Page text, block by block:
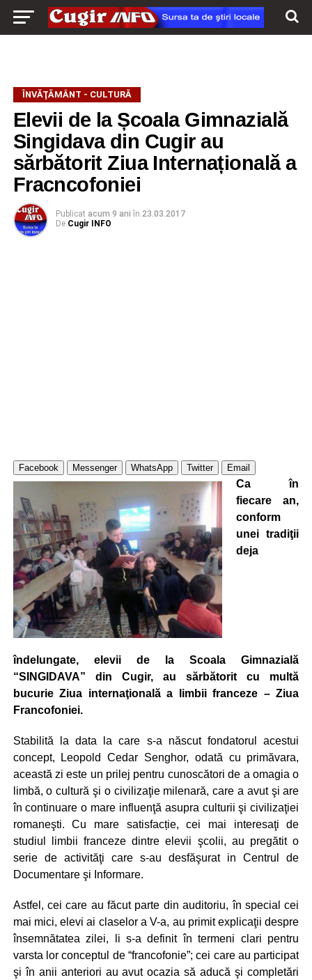
ÎNVĂŢĂMÂNT - CULTURĂ
Elevii de la Școala Gimnazială
Singidava din Cugir au
sărbătorit Ziua Internațională a
Fracncofoniei
Publicat acum 9 ani în 23.03.2017
De Cugir INFO
Facebook Messenger WhatsApp Twitter Email
Ca în
fiecare an,
conform
unei tradiţii
deja
îndelungate, elevii de la Scoala Gimnazială
“SINGIDAVA” din Cugir, au sărbătorit cu multă
bucurie Ziua internaţională a limbii franceze – Ziua
Francofoniei.
Stabilită la data la care s-a născut fondatorul acestui
concept, Leopold Cedar Senghor, odată cu primăvara,
această zi este un prilej pentru cunoscători de a omagia o
limbă, o cultură şi o civilizaţie milenară, care a avut şi are
în continuare o mare influenţă asupra culturii şi civilizaţiei
romaneşti. Cu mare satisfacție, cei mai interesaţi de
studiul limbii franceze dintre elevii şcolii, au pregătit o
serie de activităţi care s-au desfăşurat in Centrul de
Documentare şi Informare.
Astfel, cei care au făcut parte din auditoriu, în special cei
mai mici, elevi ai claselor a V-a, au primit explicaţii despre
însemnătatea zilei, li s-a definit în termeni clari pentru
varsta lor conceptul de “francofonie”; cei care au participat
şi în anii anteriori au avut ocazia să aducă şi completări